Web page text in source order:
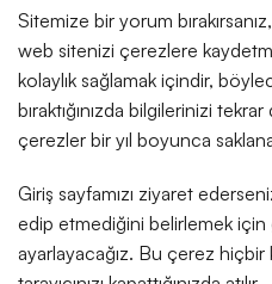
Sitemize bir yorum
web sitenizi çerezlere
kolaylık sağlamak içindir,
bıraktığınızda bilgilerinizi
çerezler bir yıl boyunca
Giriş sayfamızı ziyaret
edip etmediğini belirlemek
ayarlayacağız. Bu çerez